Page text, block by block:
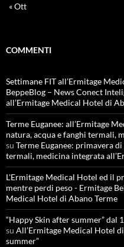
« Ott
COMMENTI
Settimane FIT all’Ermitage
BeppeBlog – News Conect
all’Ermitage Medical Hotel di
Terme Euganee: all’Ermitage
natura, acqua e fanghi termali,
su Terme Euganee: primavera
termali, medicina integrata
L'Ermitage Medical Hotel ed il
mentre perdi peso - Ermitage
Medical Hotel di Abano Terme
“Happy Skin after summer” dal
su All’Ermitage Medical Hotel
summer”